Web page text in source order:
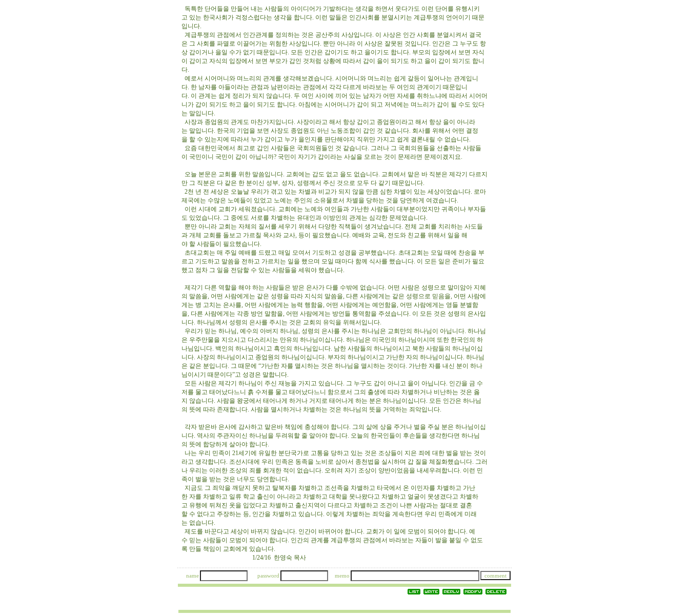
독특한 단어들을 만들어 내는 사람들의 아이디어가 기발하다는 생각을 하면서 웃다가도 이런 단어를 유행시키
고 있는 한국사회가 걱정스럽다는 생각을 합니다. 이런 말들은 인간사회를 분열시키는 계급투쟁의 언어이기 때문
입니다.
계급투쟁의 관점에서 인간관계를 정의하는 것은 공산주의 사상입니다. 이 사상은 인간 사회를 분열시켜서 결국
은 그 사회를 파멸로 이끌어가는 위험한 사상입니다. 뿐만 아니라 이 사상은 잘못된 것입니다. 인간은 그 누구도 항
상 갑이거나 을일 수가 없기 때문입니다. 모든 인간은 갑이기도 하고 을이기도 합니다. 부모의 입장에서 보면 자식
이 갑이고 자식의 입장에서 보면 부모가 갑인 것처럼 상황에 따라서 갑이 을이 되기도 하고 을이 갑이 되기도 합니
다.
예로서 시어머니와 며느리의 관계를 생각해보겠습니다. 시어머니와 며느리는 쉽게 갈등이 일어나는 관계입니
다. 한 남자를 아들이라는 관점과 남편이라는 관점에서 각각 다르게 바라보는 두 여인의 관계이기 때문입니
다. 이 관계는 쉽게 정리가 되지 않습니다. 두 여인 사이에 끼어 있는 남자가 어떤 자세를 취하느냐에 따라서 시어머
니가 갑이 되기도 하고 을이 되기도 합니다. 아침에는 시어머니가 갑이 되고 저녁에는 며느리가 갑이 될 수도 있다
는 말입니다.
사장과 종업원의 관계도 마찬가지입니다. 사장이라고 해서 항상 갑이고 종업원이라고 해서 항상 을이 아니라
는 말입니다. 한국의 기업을 보면 사장도 종업원도 아닌 노동조합이 갑인 것 같습니다. 회사를 위해서 어떤 결정
을 할 수 있는지에 따라서 누가 갑이고 누가 을인지를 판단해야지 직위만 가지고 쉽게 결론내릴 수 없습니다.
요즘 대한민국에서 최고로 갑인 사람들은 국회의원들인 것 같습니다. 그러나 그 국회의원들을 선출하는 사람들
이 국민이니 국민이 갑이 아닙니까? 국민이 자기가 갑이라는 사실을 모르는 것이 문제라면 문제이겠지요.
오늘 본문은 교회를 위한 말씀입니다. 교회에는 갑도 없고 을도 없습니다. 교회에서 맡은 바 직분은 제각기 다르지
만 그 직분은 다 같은 한 분이신 성부, 성자, 성령께서 주신 것으로 모두 다 같기 때문입니다.
2천 년 전 세상은 오늘날 우리가 겪고 있는 차별과 비교가 되지 않을 만큼 심한 차별이 있는 세상이었습니다. 로마
제국에는 수많은 노예들이 있었고 노예는 주인의 소유물로서 차별을 당하는 것을 당연하게 여겼습니다.
이런 시대에 교회가 세워졌습니다. 교회에는 노예와 여인들과 가난한 사람들이 대부분이었지만 귀족이나 부자들
도 있었습니다. 그 중에도 서로를 차별하는 유대인과 이방인의 관계는 심각한 문제였습니다.
뿐만 아니라 교회는 자체의 질서를 세우기 위해서 다양한 직책들이 생겨났습니다. 전체 교회를 치리하는 사도들
과 개체 교회를 돌보고 가르칠 목사와 교사, 등이 필요했습니다. 예배와 교육, 전도와 친교를 위해서 일을 해
야 할 사람들이 필요했습니다.
초대교회는 매 주일 예배를 드렸고 매일 모여서 기도하고 성경을 공부했습니다. 초대교회는 모일 때에 찬송을 부
르고 기도하고 말씀을 전하고 가르치는 일을 했으며 모일 때마다 함께 식사를 했습니다. 이 모든 일은 준비가 필요
했고 점차 그 일을 전담할 수 있는 사람들을 세워야 했습니다.
제각기 다른 역할을 해야 하는 사람들은 받은 은사가 다를 수밖에 없습니다. 어떤 사람은 성령으로 말미암아 지혜
의 말씀을, 어떤 사람에게는 같은 성령을 따라 지식의 말씀을, 다른 사람에게는 같은 성령으로 믿음을, 어떤 사람에
게는 병 고치는 은사를, 어떤 사람에게는 능력 행함을, 어떤 사람에게는 예언함을, 어떤 사람에게는 영들 분별함
을, 다른 사람에게는 각종 방언 말함을, 어떤 사람에게는 방언들 통역함을 주셨습니다. 이 모든 것은 성령의 은사입
니다. 하나님께서 성령의 은사를 주시는 것은 교회의 유익을 위해서입니다.
우리가 믿는 하나님, 예수의 아버지 하나님, 성령의 은사를 주시는 하나님은 교회만의 하나님이 아닙니다. 하나님
은 우주만물을 지으시고 다스리시는 만유의 하나님이십니다. 하나님은 미국인의 하나님이시며 또한 한국인의 하
나님입니다. 백인의 하나님이시고 흑인의 하나님입니다. 남한 사람들의 하나님이시고 북한 사람들의 하나님이십
니다. 사장의 하나님이시고 종업원의 하나님이십니다. 부자의 하나님이시고 가난한 자의 하나님이십니다. 하나님
은 같은 분입니다. 그 때문에 “가난한 자를 멸시하는 것은 하나님을 멸시하는 것이다. 가난한 자를 내신 분이 하나
님이시기 때문이다”고 성경은 말합니다.
모든 사람은 제각기 하나님이 주신 재능을 가지고 있습니다. 그 누구도 갑이 아니고 을이 아닙니다. 인간을 금 수
저를 물고 태어났다느니 흙 수저를 물고 태어났다느니 함으로서 그의 출생에 따라 차별하거나 비난하는 것은 옳
지 않습니다. 사람을 왕궁에서 태어나게 하거나 거지로 태어나게 하는 분은 하나님이십니다. 모든 인간은 하나님
의 뜻에 따라 존재합니다. 사람을 멸시하거나 차별하는 것은 하나님의 뜻을 거역하는 죄악입니다.
각자 받은바 은사에 감사하고 맡은바 책임에 충성해야 합니다. 그의 삶에 상을 주거나 벌을 주실 분은 하나님이십
니다. 역사의 주관자이신 하나님을 두려워할 줄 알아야 합니다. 오늘의 한국인들이 후손들을 생각한다면 하나님
의 뜻에 합당하게 살아야 합니다.
나는 우리 민족이 21세기에 유일한 분단국가로 고통을 당하고 있는 것은 조상들이 지은 죄에 대한 벌을 받는 것이
라고 생각합니다. 조선시대에 우리 민족은 동족을 노비로 삼아서 종천법을 실시하며 갑 질을 체질화했습니다. 그러
나 우리는 이러한 조상의 죄를 회개한 적이 없습니다. 오히려 자기 조상이 양반이었음을 내세우려합니다. 이런 민
족이 벌을 받는 것은 너무도 당연합니다.
지금도 그 죄악을 깨닫지 못하고 탈북자를 차별하고 조선족을 차별하고 타국에서 온 이민자를 차별하고 가난
한 자를 차별하고 일류 학교 출신이 아니라고 차별하고 대학을 못나왔다고 차별하고 얼굴이 못생겼다고 차별하
고 유행에 뒤쳐진 옷을 입었다고 차별하고 출신지역이 다르다고 차별하고 조건이 나쁜 사람과는 절대로 결혼
할 수 없다고 주장하는 등, 인간을 차별하고 있습니다. 이렇게 차별하는 죄악을 계속한다면 우리 민족에게 미래
는 없습니다.
제도를 바꾼다고 세상이 바뀌지 않습니다. 인간이 바뀌어야 합니다. 교회가 이 일에 모범이 되어야 합니다. 예
수 믿는 사람들이 모범이 되어야 합니다. 인간의 관계를 계급투쟁의 관점에서 바라보는 자들이 발을 붙일 수 없도
록 만들 책임이 교회에게 있습니다.
1/24/16 한영숙 목사
name password memo